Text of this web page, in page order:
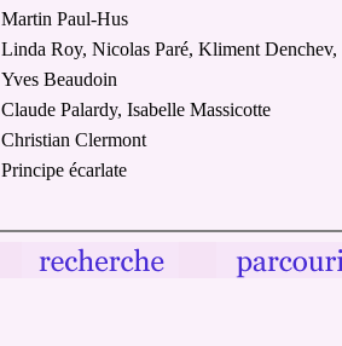
Martin Paul-Hus
Linda Roy, Nicolas Paré, Kliment
Yves Beaudoin
Claude Palardy, Isabelle Massicotte
Christian Clermont
Principe écarlate